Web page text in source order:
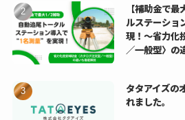
【補助金で
ルステーショ
現！〜省力化
／一般型〉の
タタアイズの
れました。